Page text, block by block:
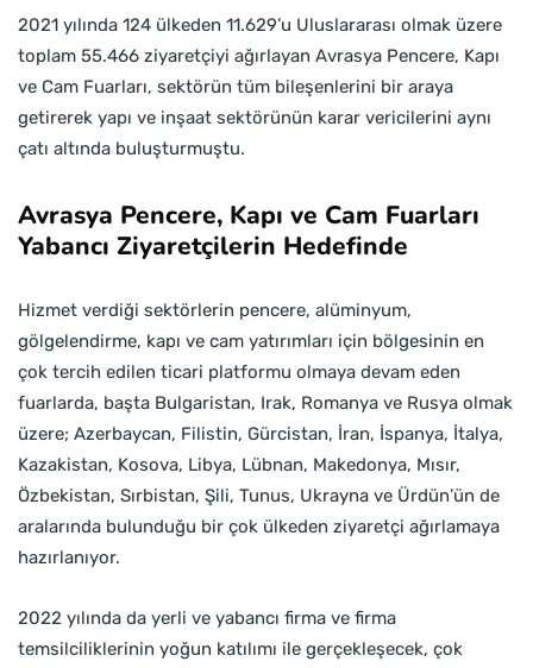
2021 yılında 124 ülkeden 11.629’u Uluslararası olmak üzere
toplam 55.466 ziyaretçiyi ağırlayan Avrasya Pencere, Kapı
ve Cam Fuarları, sektörün tüm bileşenlerini bir araya
getirerek yapı ve inşaat sektörünün karar vericilerini aynı
çatı altında buluşturmuştu.
Avrasya Pencere, Kapı ve Cam Fuarları
Yabancı Ziyaretçilerin Hedefinde
Hizmet verdiği sektörlerin pencere, alüminyum,
gölgelendirme, kapı ve cam yatırımları için bölgesinin en
çok tercih edilen ticari platformu olmaya devam eden
fuarlarda, başta Bulgaristan, Irak, Romanya ve Rusya olmak
üzere; Azerbaycan, Filistin, Gürcistan, İran, İspanya, İtalya,
Kazakistan, Kosova, Libya, Lübnan, Makedonya, Mısır,
Özbekistan, Sırbistan, Şili, Tunus, Ukrayna ve Ürdün’ün de
aralarında bulunduğu bir çok ülkeden ziyaretçi ağırlamaya
hazırlanıyor.
2022 yılında da yerli ve yabancı firma ve firma
temsilciliklerinin yoğun katılımı ile gerçekleşecek, çok